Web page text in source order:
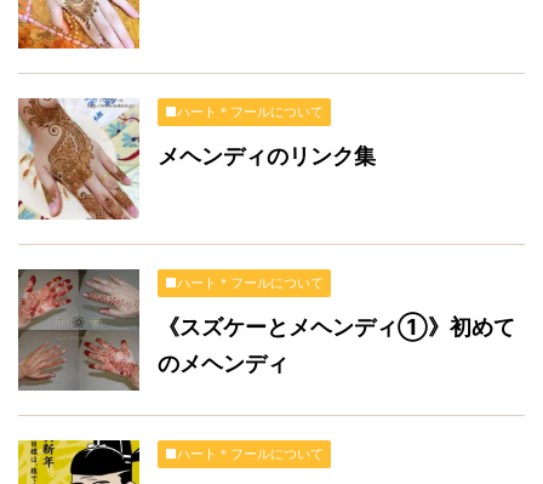
■ハート＊フールについて
メヘンディのリンク集
■ハート＊フールについて
《スズケーとメヘンディ①》初めて
のメヘンディ
■ハート＊フールについて